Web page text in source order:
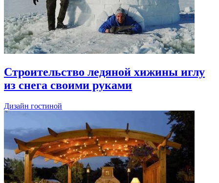
Строительство ледяной хижины иглу
из снега своими руками
Дизайн гостиной